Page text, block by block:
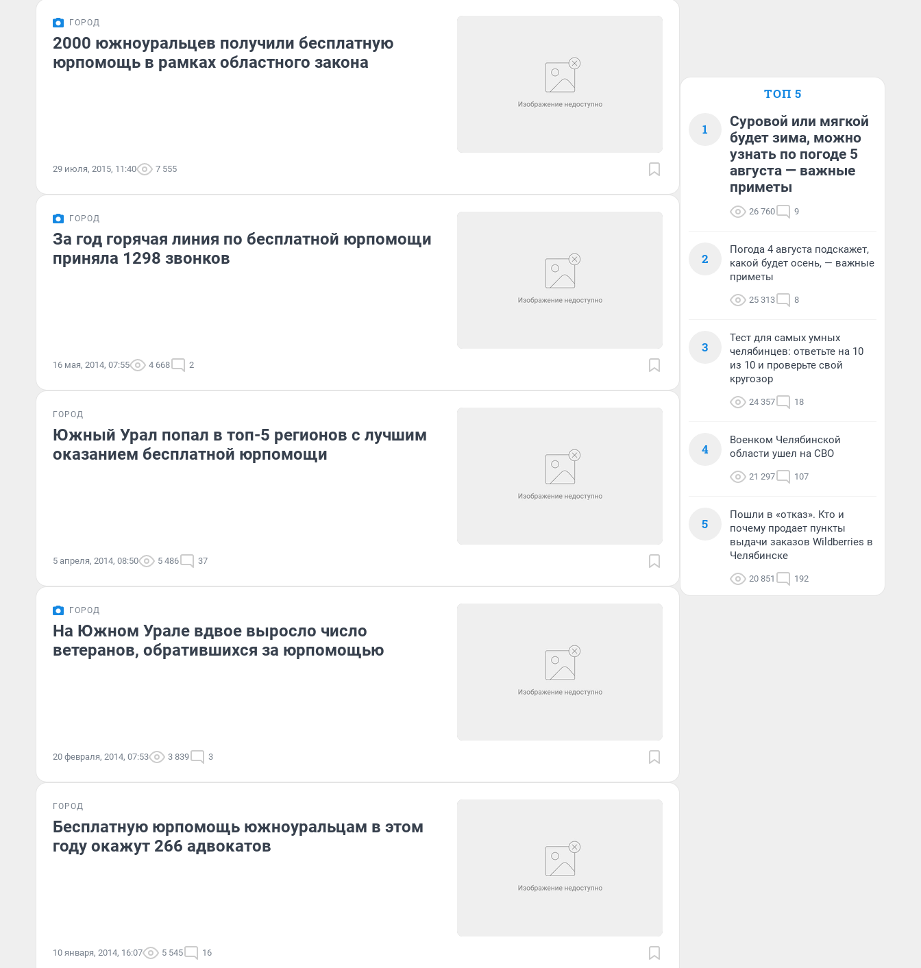
ГОРОД
2000 южноуральцев получили бесплатную
юрпомощь в рамках областного закона
29 июля, 2015, 11:40 7 555
ГОРОД
За год горячая линия по бесплатной юрпомощи
приняла 1298 звонков
16 мая, 2014, 07:55 4 668 2
ГОРОД
Южный Урал попал в топ-5 регионов с лучшим
оказанием бесплатной юрпомощи
5 апреля, 2014, 08:50 5 486 37
ГОРОД
На Южном Урале вдвое выросло число
ветеранов, обратившихся за юрпомощью
20 февраля, 2014, 07:53 3 839 3
ГОРОД
Бесплатную юрпомощь южноуральцам в этом
году окажут 266 адвокатов
10 января, 2014, 16:07 5 545 16
ТОП 5
1
Суровой или мягкой
будет зима, можно
узнать по погоде 5
августа — важные
приметы
26 760 9
2
Погода 4 августа подскажет,
какой будет осень, — важные
приметы
25 313 8
3
Тест для самых умных
челябинцев: ответьте на 10
из 10 и проверьте свой
кругозор
24 357 18
4
Военком Челябинской
области ушел на СВО
21 297 107
5
Пошли в «отказ». Кто и
почему продает пункты
выдачи заказов Wildberries в
Челябинске
20 851 192